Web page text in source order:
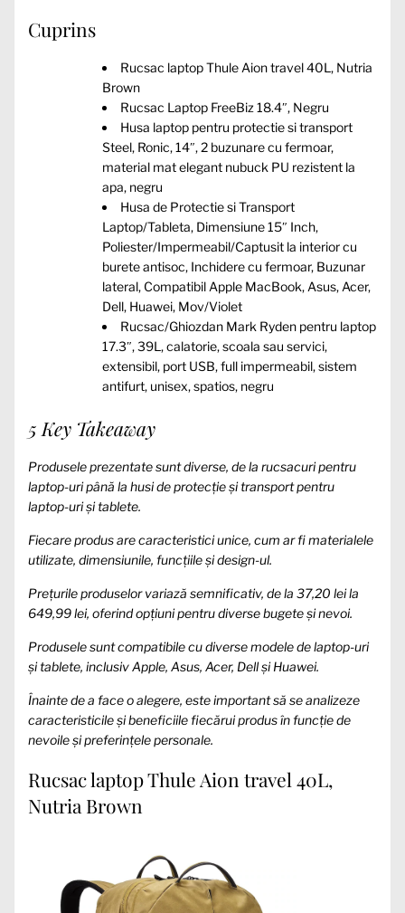
Cuprins
Rucsac laptop Thule Aion travel 40L, Nutria
Brown
Rucsac Laptop FreeBiz 18.4″, Negru
Husa laptop pentru protectie si transport
Steel, Ronic, 14″, 2 buzunare cu fermoar,
material mat elegant nubuck PU rezistent la
apa, negru
Husa de Protectie si Transport
Laptop/Tableta, Dimensiune 15″ Inch,
Poliester/Impermeabil/Captusit la interior cu
burete antisoc, Inchidere cu fermoar, Buzunar
lateral, Compatibil Apple MacBook, Asus, Acer,
Dell, Huawei, Mov/Violet
Rucsac/Ghiozdan Mark Ryden pentru laptop
17.3″, 39L, calatorie, scoala sau servici,
extensibil, port USB, full impermeabil, sistem
antifurt, unisex, spatios, negru
5 Key Takeaway
Produsele prezentate sunt diverse, de la rucsacuri pentru
laptop-uri până la husi de protecție și transport pentru
laptop-uri și tablete.
Fiecare produs are caracteristici unice, cum ar fi materialele
utilizate, dimensiunile, funcțiile și design-ul.
Prețurile produselor variază semnificativ, de la 37,20 lei la
649,99 lei, oferind opțiuni pentru diverse bugete și nevoi.
Produsele sunt compatibile cu diverse modele de laptop-uri
și tablete, inclusiv Apple, Asus, Acer, Dell și Huawei.
Înainte de a face o alegere, este important să se analizeze
caracteristicile și beneficiile fiecărui produs în funcție de
nevoile și preferințele personale.
Rucsac laptop Thule Aion travel 40L,
Nutria Brown